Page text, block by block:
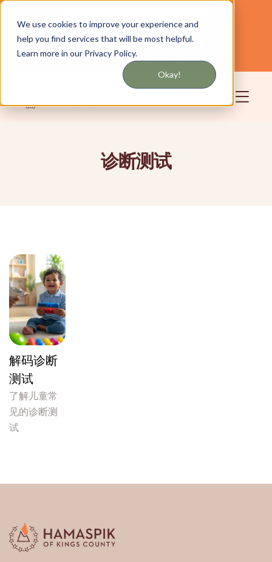
We use cookies to improve your experience and
help you find services that will be most helpful.
Learn more in our Privacy Policy.
Okay!
中文 为纽约和长岛提供服务
社区 登录
诊断测试
解码诊断
测试
了解儿童常
见的诊断测
试